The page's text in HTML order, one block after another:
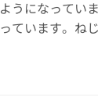
うになってい
ています。ね